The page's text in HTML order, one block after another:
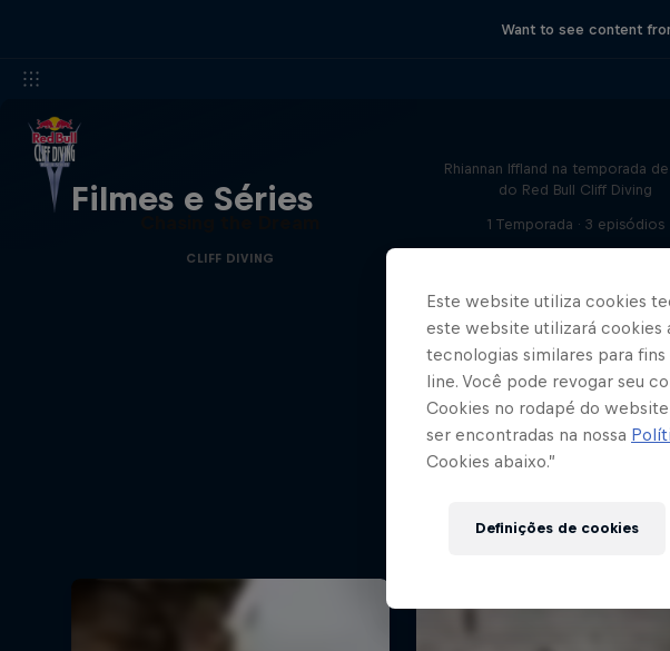
Want to see content
Filmes e Séries
CLIFF DIVING
Rhiannan Iffland na temporada
do Red Bull Cliff Diving
1 Temporada · 3 episódios
Este website utiliza cookies
este website utilizará cookies
tecnologias similares para
line. Você pode revogar seu
Cookies no rodapé do
ser encontradas na nossa
Cookies abaixo.”
Definições de cookies